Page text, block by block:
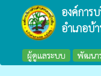
องค์การ
อำเภอบ้
ผู้ดูแลระบบ พัฒนา